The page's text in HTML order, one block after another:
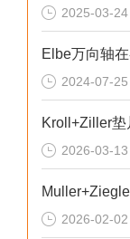
2025-03-24
Elbe万向轴
2024-07-25
2026-03-13
2026-02-02